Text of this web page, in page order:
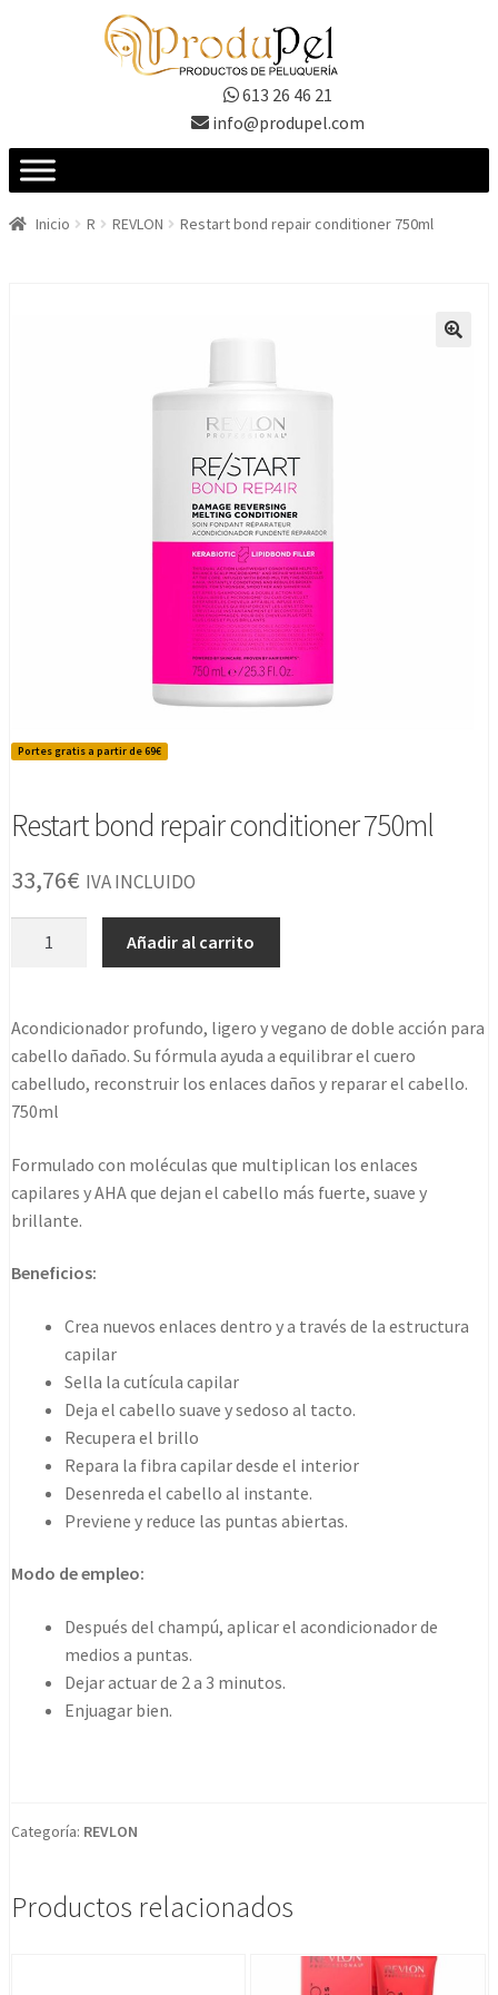
613 26 46 21
info@produpel.com
Inicio R REVLON Restart bond repair conditioner 750ml
Portes gratis a partir de 69€
Restart bond repair conditioner 750ml
33,76€ IVA INCLUIDO
750ml
cantidad
Añadir al carrito
Acondicionador profundo, ligero y vegano de doble acción para
cabello dañado. Su fórmula ayuda a equilibrar el cuero
cabelludo, reconstruir los enlaces daños y reparar el cabello.
750ml
Formulado con moléculas que multiplican los enlaces
capilares y AHA que dejan el cabello más fuerte, suave y
brillante.
Beneficios:
Crea nuevos enlaces dentro y a través de la estructura
capilar
Sella la cutícula capilar
Deja el cabello suave y sedoso al tacto.
Recupera el brillo
Repara la fibra capilar desde el interior
Desenreda el cabello al instante.
Previene y reduce las puntas abiertas.
Modo de empleo:
Después del champú, aplicar el acondicionador de
medios a puntas.
Dejar actuar de 2 a 3 minutos.
Enjuagar bien.
Categoría: REVLON
Productos relacionados